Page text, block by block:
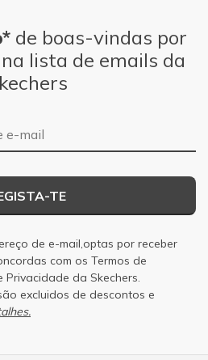
de boas-vindas por
lista de emails da
TE
de e-mail,optas por receber
com os Termos de
Privacidade da Skechers.
excluidos de descontos e